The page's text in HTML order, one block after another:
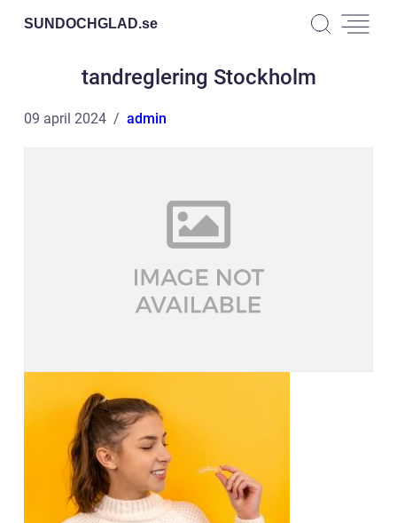
SUNDOCHGLAD.se
tandreglering Stockholm
09 april 2024 admin